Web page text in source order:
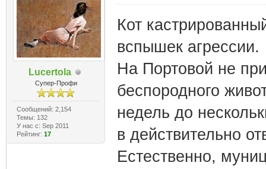
Lucertola
Супер-Профи
Сообщений: 2,154
Темы: 132
У нас с: Sep 2011
Рейтинг: 17
Кот
вспышек агрессии.
На Портовой не
беспородного
недель до
в действительно
Естественно,